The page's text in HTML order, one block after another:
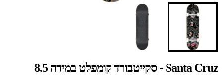
Santa Cruz - סקייטבורד קומפלט במידה 8.5